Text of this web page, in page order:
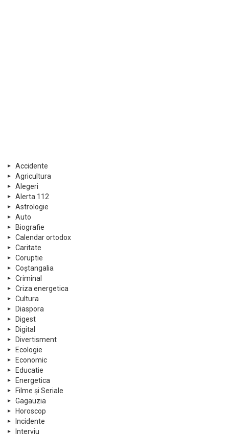
Accidente
Agricultura
Alegeri
Alerta 112
Astrologie
Auto
Biografie
Calendar ortodox
Caritate
Coruptie
Coștangalia
Criminal
Criza energetica
Cultura
Diaspora
Digest
Digital
Divertisment
Ecologie
Economic
Educatie
Energetica
Filme și Seriale
Gagauzia
Horoscop
Incidente
Interviu